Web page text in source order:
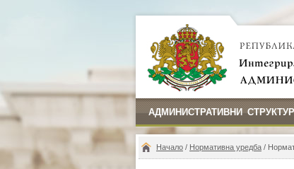
АДМИНИСТРАТИВНИ
Начало / Нормативна уредба /